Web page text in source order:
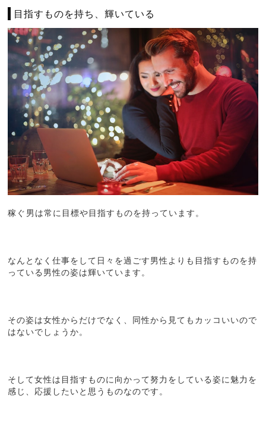
目指すものを持ち、輝いている
稼ぐ男は常に目標や目指すものを持っています。
なんとなく仕事をして日々を過ごす男性よりも目指すものを持
っている男性の姿は輝いています。
その姿は女性からだけでなく、同性から見てもカッコいいので
はないでしょうか。
そして女性は目指すものに向かって努力をしている姿に魅力を
感じ、応援したいと思うものなのです。